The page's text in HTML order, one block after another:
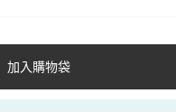
加入購物袋